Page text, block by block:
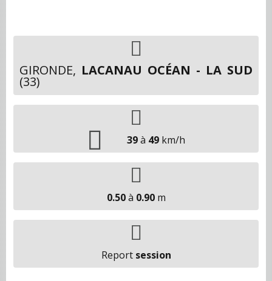
GIRONDE, LACANAU OCÉAN - LA SUD
(33)
39à 49 km/h
0.50à 0.90m
Report session